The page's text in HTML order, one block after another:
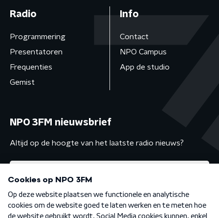
Radio
Programmering
Presentatoren
Frequenties
Gemist
Info
Contact
NPO Campus
App de studio
NPO 3FM nieuwsbrief
Altijd op de hoogte van het laatste radio nieuws?